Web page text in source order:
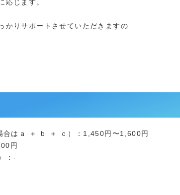
じます。
かりサポートさせていただきますの
合はａ ＋ ｂ ＋ ｃ）：1,450円〜1,600円
円
：-